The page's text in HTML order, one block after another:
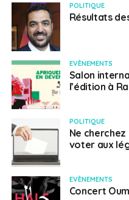
POLITIQUE
Résultats
EVÈNEMENTS
Salon
l’édition à
POLITIQUE
Ne
voter aux
EVÈNEMENTS
Concert